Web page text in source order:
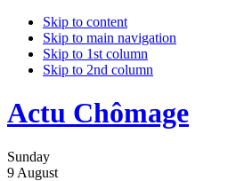
Skip to content
Skip to main navigation
Skip to 1st column
Skip to 2nd column
Actu Chômage
Sunday
9 August